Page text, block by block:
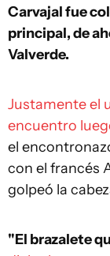
Carvajal fue
principal, de
Valverde.
Justamente el
encuentro
el
con el francés
golpeó la
"El brazalete